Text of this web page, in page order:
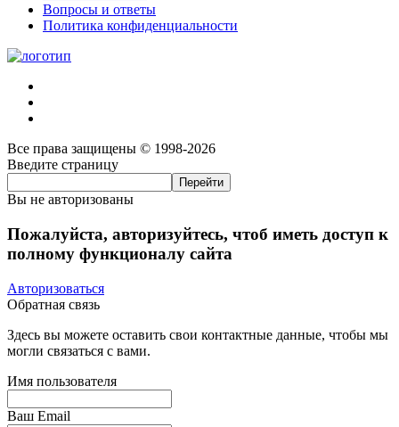
Вопросы и ответы
Политика конфиденциальности
Все права защищены © 1998-2026
Введите страницу
Вы не авторизованы
Пожалуйста, авторизуйтесь, чтоб иметь доступ к
полному функционалу сайта
Авторизоваться
Обратная связь
Здесь вы можете оставить свои контактные данные, чтобы мы
могли связаться с вами.
Имя пользователя
Ваш Email